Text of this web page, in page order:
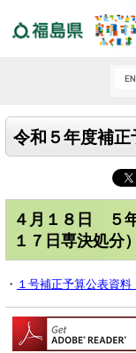
令和５年度補
４月１８日 ５
１７日専決処分）
・ １号補正予算公表資